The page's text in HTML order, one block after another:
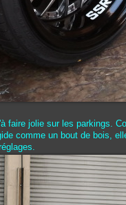
faire jolie sur les parkings.
comme un bout de bois,